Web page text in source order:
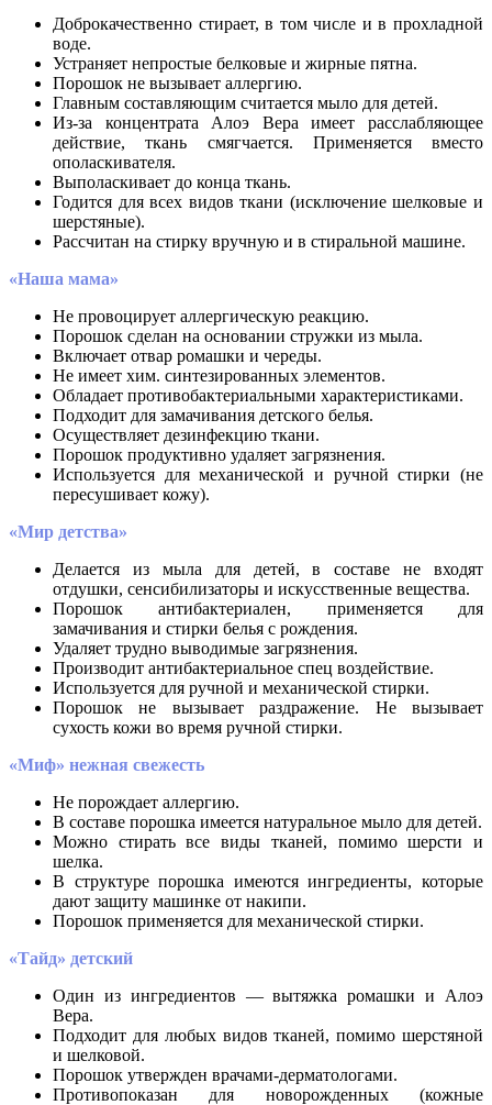
Доброкачественно стирает, в том числе и в прохладной
воде.
Устраняет непростые белковые и жирные пятна.
Порошок не вызывает аллергию.
Главным составляющим считается мыло для детей.
Из-за концентрата Алоэ Вера имеет расслабляющее
действие, ткань смягчается. Применяется вместо
ополаскивателя.
Выполаскивает до конца ткань.
Годится для всех видов ткани (исключение шелковые и
шерстяные).
Рассчитан на стирку вручную и в стиральной машине.
«Наша мама»
Не провоцирует аллергическую реакцию.
Порошок сделан на основании стружки из мыла.
Включает отвар ромашки и череды.
Не имеет хим. синтезированных элементов.
Обладает противобактериальными характеристиками.
Подходит для замачивания детского белья.
Осуществляет дезинфекцию ткани.
Порошок продуктивно удаляет загрязнения.
Используется для механической и ручной стирки (не
пересушивает кожу).
«Мир детства»
Делается из мыла для детей, в составе не входят
отдушки, сенсибилизаторы и искусственные вещества.
Порошок антибактериален, применяется для
замачивания и стирки белья с рождения.
Удаляет трудно выводимые загрязнения.
Производит антибактериальное спец воздействие.
Используется для ручной и механической стирки.
Порошок не вызывает раздражение. Не вызывает
сухость кожи во время ручной стирки.
«Миф» нежная свежесть
Не порождает аллергию.
В составе порошка имеется натуральное мыло для детей.
Можно стирать все виды тканей, помимо шерсти и
шелка.
В структуре порошка имеются ингредиенты, которые
дают защиту машинке от накипи.
Порошок применяется для механической стирки.
«Тайд» детский
Один из ингредиентов — вытяжка ромашки и Алоэ
Вера.
Подходит для любых видов тканей, помимо шерстяной
и шелковой.
Порошок утвержден врачами-дерматологами.
Противопоказан для новорожденных (кожные